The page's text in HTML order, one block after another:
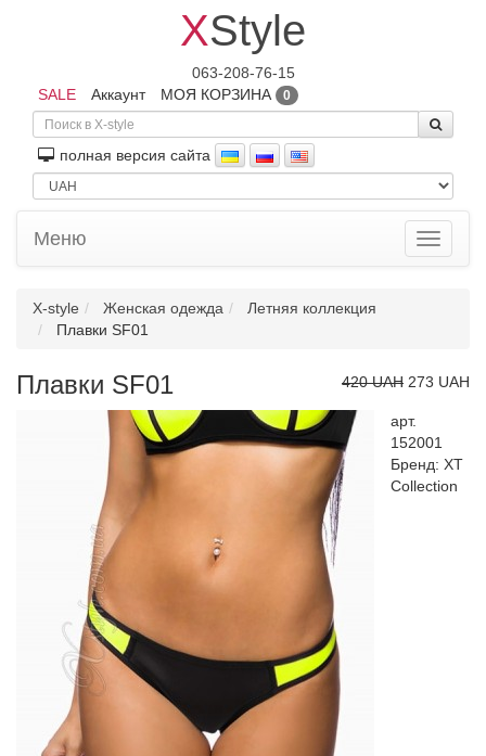
XStyle
063-208-76-15
SALE
Аккаунт МОЯ КОРЗИНА 0
полная версия сайта
Toggle
Меню
X-style Женская одежда
Летняя коллекция
Плавки SF01
Плавки SF01 420 UAH 273 UAH
арт.
152001
Бренд: XT
Collection